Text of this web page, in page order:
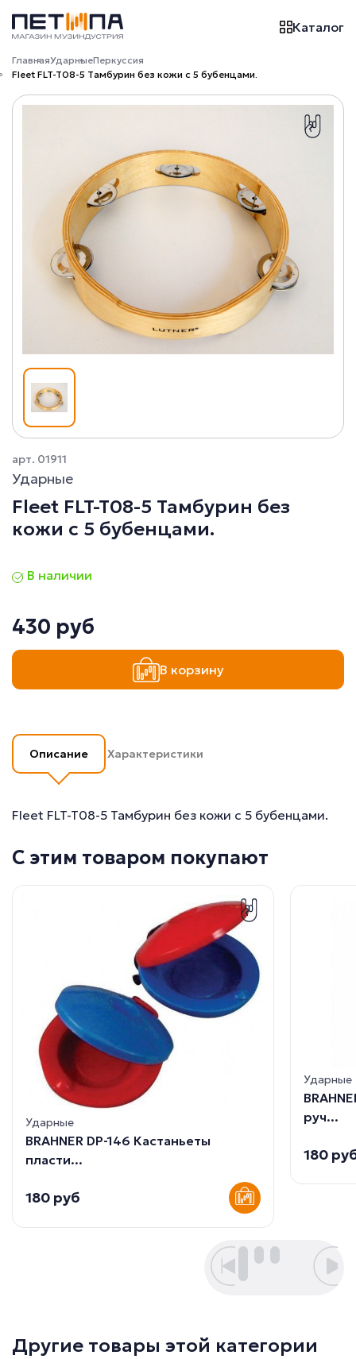
Каталог
ГлавнаяУдарныеПеркуссия
Fleet FLT-T08-5 Тамбурин без кожи с 5 бубенцами.
арт. 01911
Ударные
Fleet FLT-T08-5 Тамбурин без
кожи с 5 бубенцами.
В наличии
430 руб
В корзину
Описание Характеристики
Fleet FLT-T08-5 Тамбурин без кожи с 5 бубенцами.
С этим товаром покупают
Ударные
BRAHNER DP-146 Кастаньеты
пласти...
180 руб
Ударные
руч...
180
Другие товары этой категории